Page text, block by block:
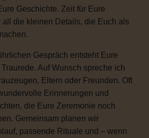
Geschichte. Zeit für Eure
all die kleinen Details, die Euch als
Gespräch entsteht Eure
Auf Wunsch spreche ich
Eltern oder Freunden. Oft
Erinnerungen und
die Eure Zeremonie noch
Gemeinsam planen wir
passende Rituale und – wenn